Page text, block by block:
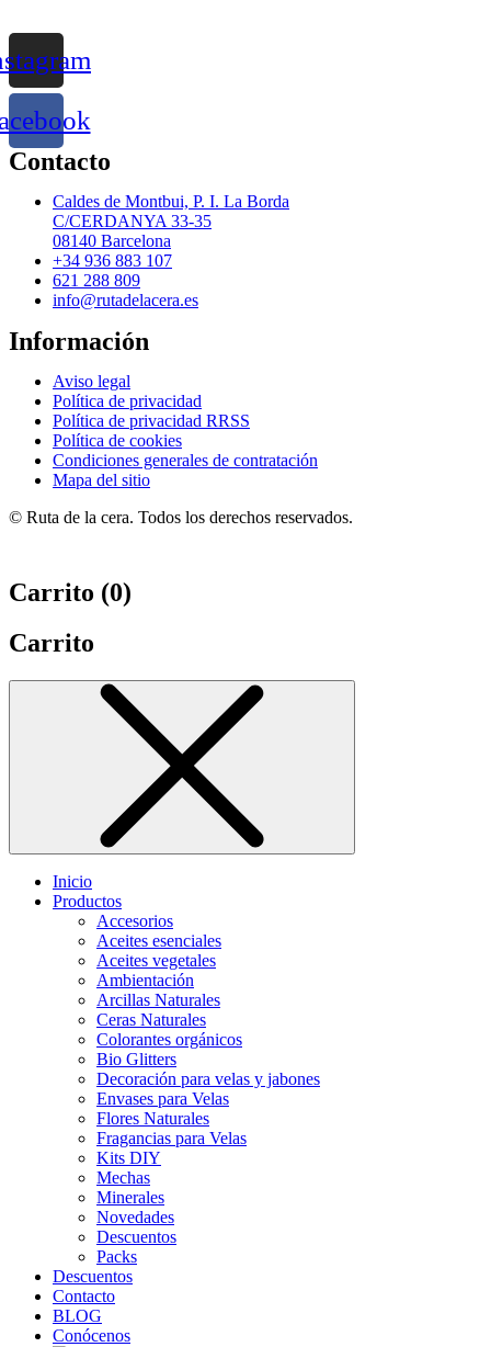
Contacto
Caldes de Montbui, P. I. La Borda
C/CERDANYA 33-35
08140 Barcelona
+34 936 883 107
621 288 809
info@rutadelacera.es
Información
Aviso legal
Política de privacidad
Política de privacidad RRSS
Política de cookies
Condiciones generales de contratación
Mapa del sitio
© Ruta de la cera. Todos los derechos reservados.
Carrito (0)
Carrito
Inicio
Productos
Accesorios
Aceites esenciales
Aceites vegetales
Ambientación
Arcillas Naturales
Ceras Naturales
Colorantes orgánicos
Bio Glitters
Decoración para velas y jabones
Envases para Velas
Flores Naturales
Fragancias para Velas
Kits DIY
Mechas
Minerales
Novedades
Descuentos
Packs
Descuentos
Contacto
BLOG
Conócenos